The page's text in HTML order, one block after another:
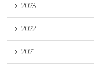
2023
2022
2021